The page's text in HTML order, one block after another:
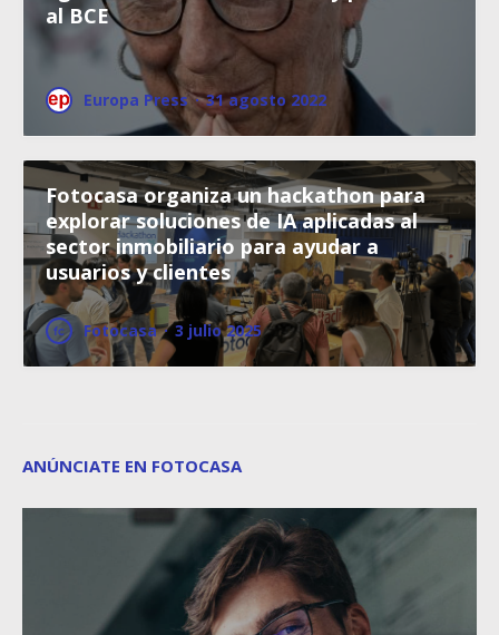
al BCE
Europa Press · 31 agosto 2022
Fotocasa organiza un hackathon para
explorar soluciones de IA aplicadas al
sector inmobiliario para ayudar a
usuarios y clientes
Fotocasa · 3 julio 2025
ANÚNCIATE EN FOTOCASA